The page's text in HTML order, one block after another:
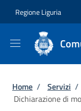
Regione Liguria
Briciole
Home / Servizi /
Dichiarazione di